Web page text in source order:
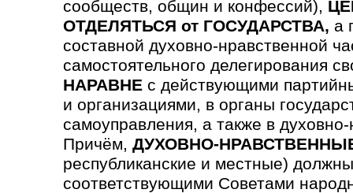
сообществ, общин и конфессий),
ОТДЕЛЯТЬСЯ от ГОСУДАРСТВА, а
составной духовно-нравственной
самостоятельного делегирования
НАРАВНЕ с действующими
и организациями, в органы
самоуправления, а также в
Причём, ДУХОВНО-
республиканские и местные)
соответствующими Советами